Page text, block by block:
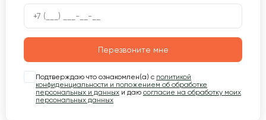
Перезвоните мне
Подтверждаю что ознакомлен(а) с политикой
конфиденциальности и положением об обработке
персональных и данных и даю согласие на обработку моих
персональных данных